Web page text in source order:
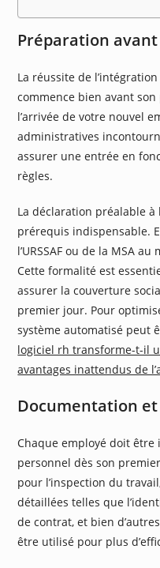
Préparation avant
La réussite de
commence bien avant
l’arrivée de votre nouvel
administratives
assurer une entrée en
règles.
La déclaration préalable à
prérequis indispensable.
l’URSSAF ou de la MSA
Cette formalité est
assurer la couverture
premier jour. Pour
système automatisé peut
logiciel rh transforme-t-il
avantages inattendus de
Documentation
Chaque employé doit
personnel dès son
pour l’inspection du
détaillées telles que
de contrat, et bien
être utilisé pour plus